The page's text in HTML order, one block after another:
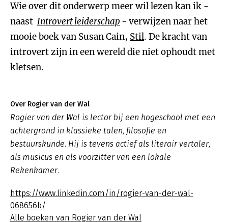
Wie over dit onderwerp meer wil lezen kan ik -
naast Introvert leiderschap - verwijzen naar het
mooie boek van Susan Cain, Stil. De kracht van
introvert zijn in een wereld die niet ophoudt met
kletsen.
Over Rogier van der Wal
Rogier van der Wal is lector bij een hogeschool met een
achtergrond in klassieke talen, filosofie en
bestuurskunde. Hij is tevens actief als literair vertaler,
als musicus en als voorzitter van een lokale
Rekenkamer.
https://www.linkedin.com/in/rogier-van-der-wal-
068656b/
Alle boeken van Rogier van der Wal